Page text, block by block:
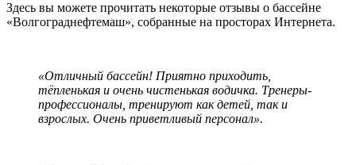
Здесь вы можете прочитать некоторые отзывы о бассейне
«Волгограднефтемаш», собранные на просторах Интернета.
«Отличный бассейн! Приятно приходить,
тёпленькая и очень чистенькая водичка. Тренеры-
профессионалы, тренируют как детей, так и
взрослых. Очень приветливый персонал».